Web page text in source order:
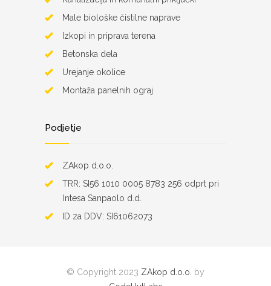
Male biološke čistilne naprave
Izkopi in priprava terena
Betonska dela
Urejanje okolice
Montaža panelnih ograj
Podjetje
ZAkop d.o.o.
TRR: SI56 1010 0005 8783 256 odprt pri
Intesa Sanpaolo d.d.
ID za DDV: SI61062073
© Copyright 2023 ZAkop d.o.o. by